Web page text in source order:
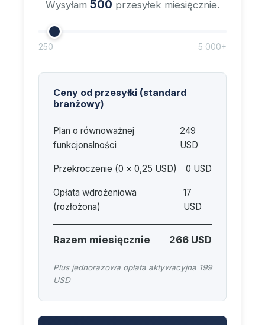
Wysyłam 500 przesyłek miesięcznie.
250 5 000+
Ceny od przesyłki (standard
branżowy)
Plan o równoważnej
funkcjonalności
249
USD
Przekroczenie (0 × 0,25 USD) 0 USD
Opłata wdrożeniowa
(rozłożona)
17
USD
Razem miesięcznie 266 USD
Plus jednorazowa opłata aktywacyjna 199
USD